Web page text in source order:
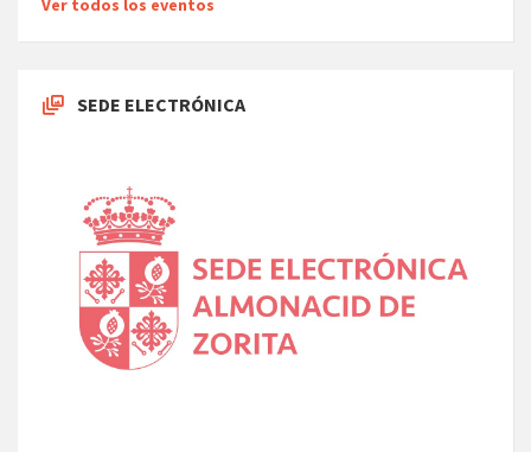
Ver todos los eventos
SEDE ELECTRÓNICA